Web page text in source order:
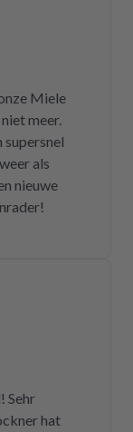
Miele
supersnel
als
bestellen. Aanrader!
Sehr
hat